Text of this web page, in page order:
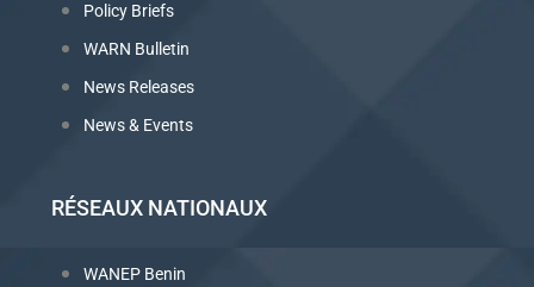
Policy Briefs
WARN Bulletin
News Releases
News & Events
RÉSEAUX NATIONAUX
WANEP Benin